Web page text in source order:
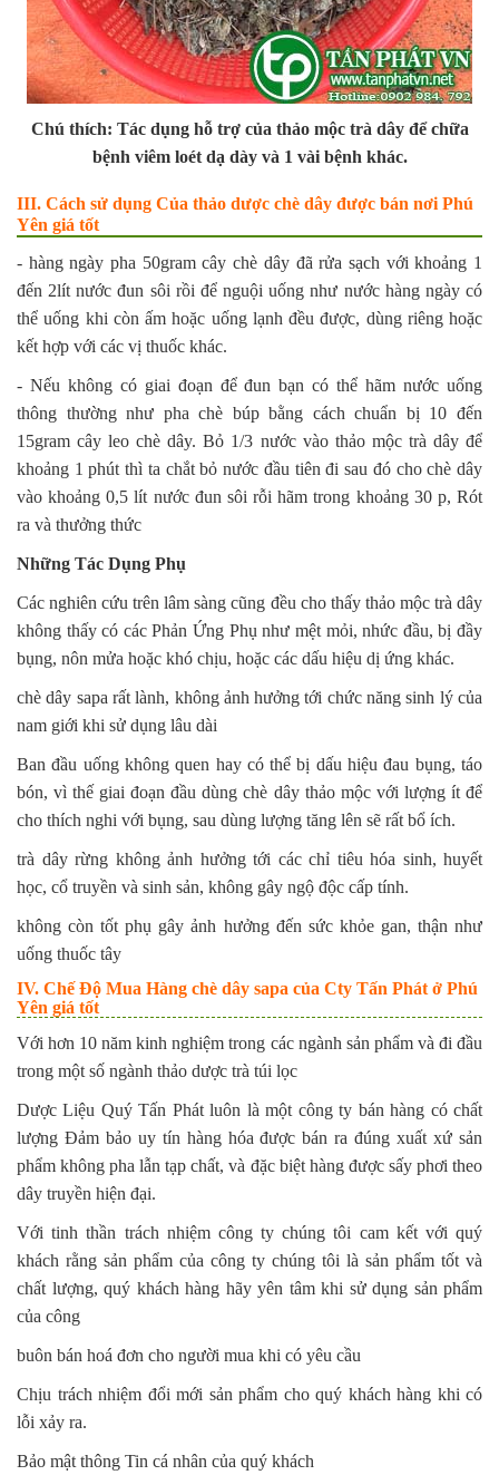
Chú thích: Tác dụng hỗ trợ của thảo mộc trà dây để chữa
bệnh viêm loét dạ dày và 1 vài bệnh khác.
III. Cách sử dụng Của thảo dược chè dây được bán nơi Phú
Yên giá tốt
- hàng ngày pha 50gram cây chè dây đã rửa sạch với khoảng 1
đến 2lít nước đun sôi rồi để nguội uống như nước hàng ngày có
thể uống khi còn ấm hoặc uống lạnh đều được, dùng riêng hoặc
kết hợp với các vị thuốc khác.
- Nếu không có giai đoạn để đun bạn có thể hãm nước uống
thông thường như pha chè búp bằng cách chuẩn bị 10 đến
15gram cây leo chè dây. Bỏ 1/3 nước vào thảo mộc trà dây để
khoảng 1 phút thì ta chắt bỏ nước đầu tiên đi sau đó cho chè dây
vào khoảng 0,5 lít nước đun sôi rỗi hãm trong khoảng 30 p, Rót
ra và thưởng thức
Những Tác Dụng Phụ
Các nghiên cứu trên lâm sàng cũng đều cho thấy thảo mộc trà dây
không thấy có các Phản Ứng Phụ như mệt mỏi, nhức đầu, bị đầy
bụng, nôn mửa hoặc khó chịu, hoặc các dấu hiệu dị ứng khác.
chè dây sapa rất lành, không ảnh hưởng tới chức năng sinh lý của
nam giới khi sử dụng lâu dài
Ban đầu uống không quen hay có thể bị dấu hiệu đau bụng, táo
bón, vì thế giai đoạn đầu dùng chè dây thảo mộc với lượng ít để
cho thích nghi với bụng, sau dùng lượng tăng lên sẽ rất bổ ích.
trà dây rừng không ảnh hưởng tới các chỉ tiêu hóa sinh, huyết
học, cổ truyền và sinh sản, không gây ngộ độc cấp tính.
không còn tốt phụ gây ảnh hưởng đến sức khỏe gan, thận như
uống thuốc tây
IV. Chế Độ Mua Hàng chè dây sapa của Cty Tấn Phát ở Phú
Yên giá tốt
Với hơn 10 năm kinh nghiệm trong các ngành sản phẩm và đi đầu
trong một số ngành thảo dược trà túi lọc
Dược Liệu Quý Tấn Phát luôn là một công ty bán hàng có chất
lượng Đảm bảo uy tín hàng hóa được bán ra đúng xuất xứ sản
phẩm không pha lẫn tạp chất, và đặc biệt hàng được sấy phơi theo
dây truyền hiện đại.
Với tinh thần trách nhiệm công ty chúng tôi cam kết với quý
khách rằng sản phẩm của công ty chúng tôi là sản phẩm tốt và
chất lượng, quý khách hàng hãy yên tâm khi sử dụng sản phẩm
của công
buôn bán hoá đơn cho người mua khi có yêu cầu
Chịu trách nhiệm đổi mới sản phẩm cho quý khách hàng khi có
lỗi xảy ra.
Bảo mật thông Tin cá nhân của quý khách